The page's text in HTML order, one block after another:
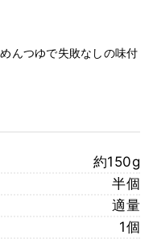
んつゆで失敗なしの味付
約150g
半個
適量
1個